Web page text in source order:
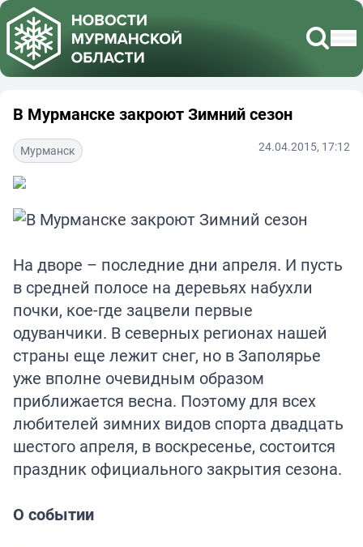
В Мурманске закроют Зимний сезон
Мурманск 24.04.2015, 17:12
На дворе – последние дни апреля. И пусть
в средней полосе на деревьях набухли
почки, кое-где зацвели первые
одуванчики. В северных регионах нашей
страны еще лежит снег, но в Заполярье
уже вполне очевидным образом
приближается весна. Поэтому для всех
любителей зимних видов спорта двадцать
шестого апреля, в воскресенье, состоится
праздник официального закрытия сезона.
О событии